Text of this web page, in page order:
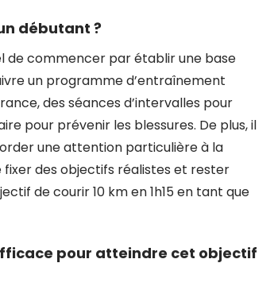
débutant ?
de commencer par établir une base
un programme d’entraînement
des séances d’intervalles pour
pour prévenir les blessures. De plus, il
une attention particulière à la
des objectifs réalistes et rester
de courir 10 km en 1h15 en tant que
pour atteindre cet objectif